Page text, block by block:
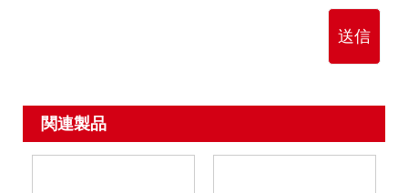
送信
関連製品